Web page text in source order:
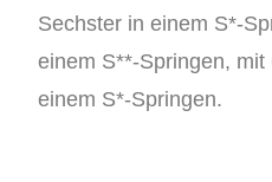
Sechster in einem S*-
einem S**-Springen,
einem S*-Springen.